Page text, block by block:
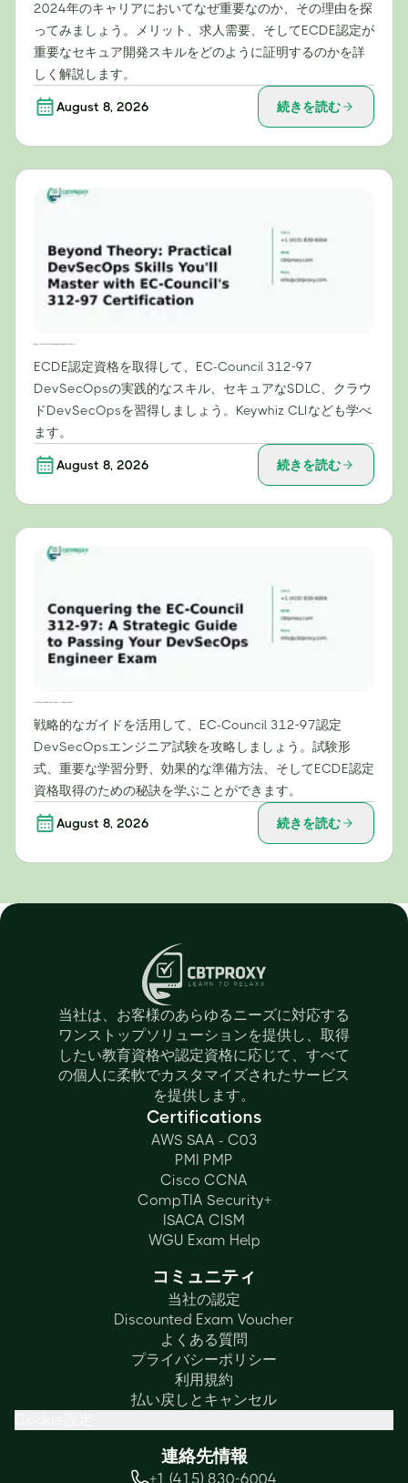
2024年のキャリアにおいてなぜ重要なのか、その理由を探
ってみましょう。メリット、求人需要、そしてECDE認定が
重要なセキュア開発スキルをどのように証明するのかを詳
しく解説します。
August 8, 2026 続きを読む
ECDE認定資格を取得して、EC-Council 312-97
DevSecOpsの実践的なスキル、セキュアなSDLC、クラウ
ドDevSecOpsを習得しましょう。Keywhiz CLIなども学べ
ます。
August 8, 2026 続きを読む
戦略的なガイドを活用して、EC-Council 312-97認定
DevSecOpsエンジニア試験を攻略しましょう。試験形
式、重要な学習分野、効果的な準備方法、そしてECDE認定
資格取得のための秘訣を学ぶことができます。
August 8, 2026 続きを読む
当社は、お客様のあらゆるニーズに対応する
ワンストップソリューションを提供し、取得
したい教育資格や認定資格に応じて、すべて
の個人に柔軟でカスタマイズされたサービス
を提供します。
Certifications
AWS SAA - C03
PMI PMP
Cisco CCNA
CompTIA Security+
ISACA CISM
WGU Exam Help
コミュニティ
当社の認定
Discounted Exam Voucher
よくある質問
プライバシーポリシー
利用規約
払い戻しとキャンセル
連絡先情報
+1 (415) 830-6004